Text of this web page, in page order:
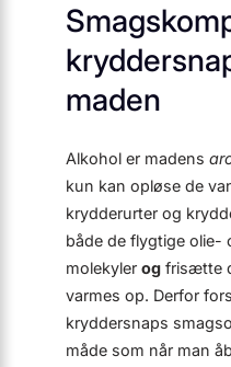
maden
Alkohol er madens
kun kan opløse de
krydderurter og
både de flygtige olie-
molekyler og frisætte
varmes op. Derfor
kryddersnaps
måde som når man